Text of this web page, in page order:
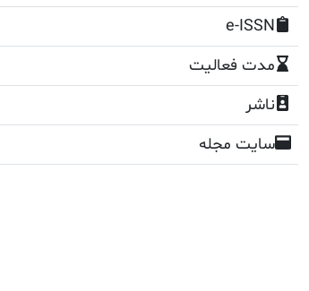
e-ISSN
مدت فعالیت
ناشر
سایت مجله